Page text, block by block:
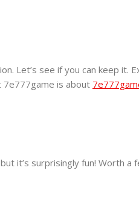
Let’s see if you can keep it.
7e777game is about
it’s surprisingly fun! Worth a